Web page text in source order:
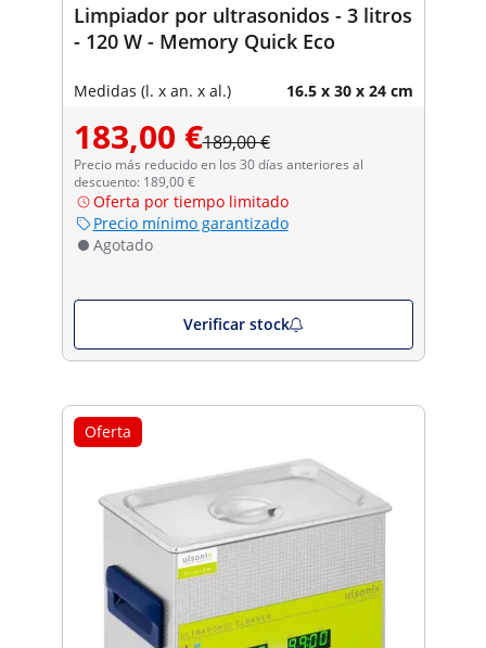
Limpiador por ultrasonidos - 3 litros
- 120 W - Memory Quick Eco
Medidas (l. x an. x al.) 16.5 x 30 x 24 cm
183,00 €189,00 €
Precio más reducido en los 30 días anteriores al
descuento: 189,00 €
Oferta por tiempo limitado
Precio mínimo garantizado
Agotado
Verificar stock
Oferta